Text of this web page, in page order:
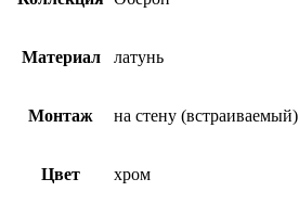
Материал латунь
Монтаж на стену (встраиваемый)
Цвет хром